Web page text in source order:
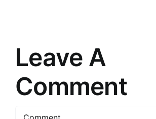
Leave A
Comment
Comment